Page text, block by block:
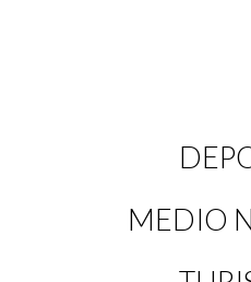
MEDIO